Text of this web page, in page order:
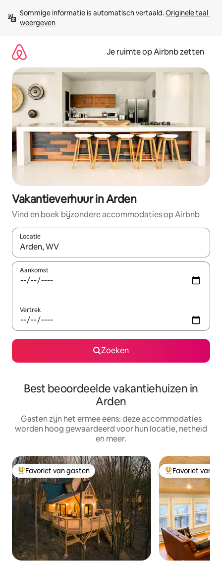
direct
naar
Sommige informatie is automatisch vertaald. Originele taal
weergeven
Je ruimte op Airbnb zetten
Vakantieverhuur in Arden
Vind en boek bijzondere accommodaties op Airbnb
Locatie
Wanneer er suggesties beschikbaar zijn, maak je een keuze
Aankomst
Vertrek
Zoeken
Best beoordeelde vakantiehuizen in
Arden
Gasten zijn het ermee eens: deze accommodaties
worden hoog gewaardeerd voor hun locatie, netheid
en meer.
Topfavoriet van gasten
Favoriet van gasten Topfavoriet van
Favoriet van